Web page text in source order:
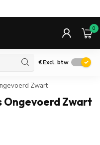
0
€Excl. btw
Zwart
Ongevoerd Zwart